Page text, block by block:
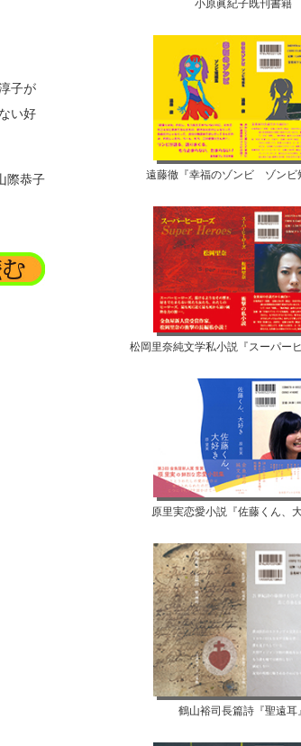
子が
い好
際恭子
小原眞紀子既刊書籍
遠藤徹『幸福のゾンビ ゾンビ
松岡里奈純文学私小説『スーパー
原里実恋愛小説『佐藤くん、大
鶴山裕司長篇詩『聖遠耳』